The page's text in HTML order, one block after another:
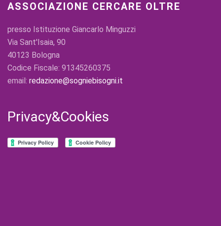
ASSOCIAZIONE CERCARE OLTRE
presso Istituzione Giancarlo Minguzzi
Via Sant'Isaia, 90
40123 Bologna
Codice Fiscale: 91345260375
email: redazione@sogniebisogni.it
Privacy&Cookies